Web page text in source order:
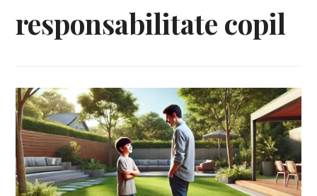
responsabilitate copil